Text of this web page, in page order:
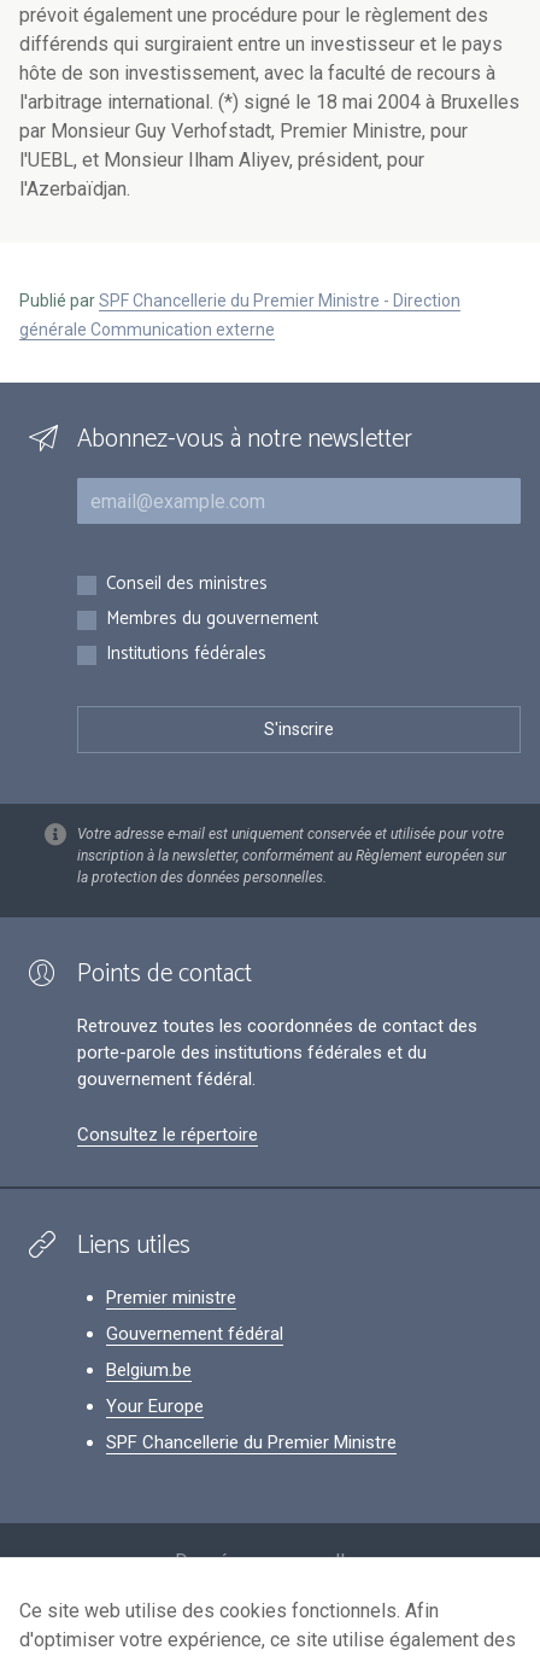
prévoit également une procédure pour le règlement des
différends qui surgiraient entre un investisseur et le pays
hôte de son investissement, avec la faculté de recours à
l'arbitrage international. (*) signé le 18 mai 2004 à Bruxelles
par Monsieur Guy Verhofstadt, Premier Ministre, pour
l'UEBL, et Monsieur Ilham Aliyev, président, pour
l'Azerbaïdjan.
Publié parSPF Chancellerie du Premier Ministre - Direction
générale Communication externe
Abonnez-vous à notre newsletter
Courriel
Inscriptions
Conseil des ministres
Membres du gouvernement
Institutions fédérales
Votre adresse e-mail est uniquement conservée et utilisée pour votre
inscription à la newsletter, conformément au Règlement européen sur
la protection des données personnelles.
Points de contact
Retrouvez toutes les coordonnées de contact des
porte-parole des institutions fédérales et du
gouvernement fédéral.
Consultez le répertoire
Liens utiles
Premier ministre
Gouvernement fédéral
Belgium.be
Your Europe
SPF Chancellerie du Premier Ministre
Données personnelles
Conditions de réutilisation
Contactez-nous
Ce site web utilise des cookies fonctionnels. Afin
d'optimiser votre expérience, ce site utilise également des